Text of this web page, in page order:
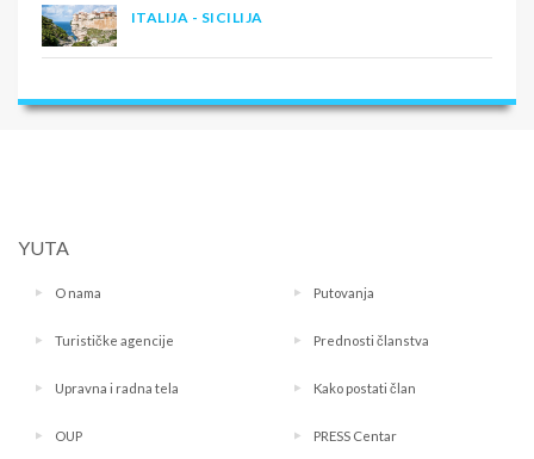
ITALIJA - SICILIJA
YUTA
O nama Putovanja
Turističke agencije Prednosti članstva
Upravna i radna tela Kako postati član
OUP PRESS Centar